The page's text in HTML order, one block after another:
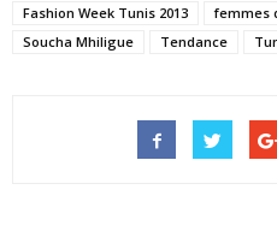
Fashion Week Tunis 2013
femmes
Soucha Mhiligue
Tendance